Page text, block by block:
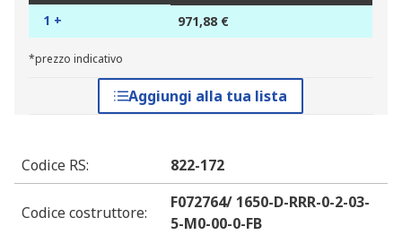
1 + 971,88 €
*prezzo indicativo
Aggiungi alla tua lista
Codice RS: 822-172
Codice costruttore:
F072764/ 1650-D-RRR-0-2-03-
5-M0-00-0-FB